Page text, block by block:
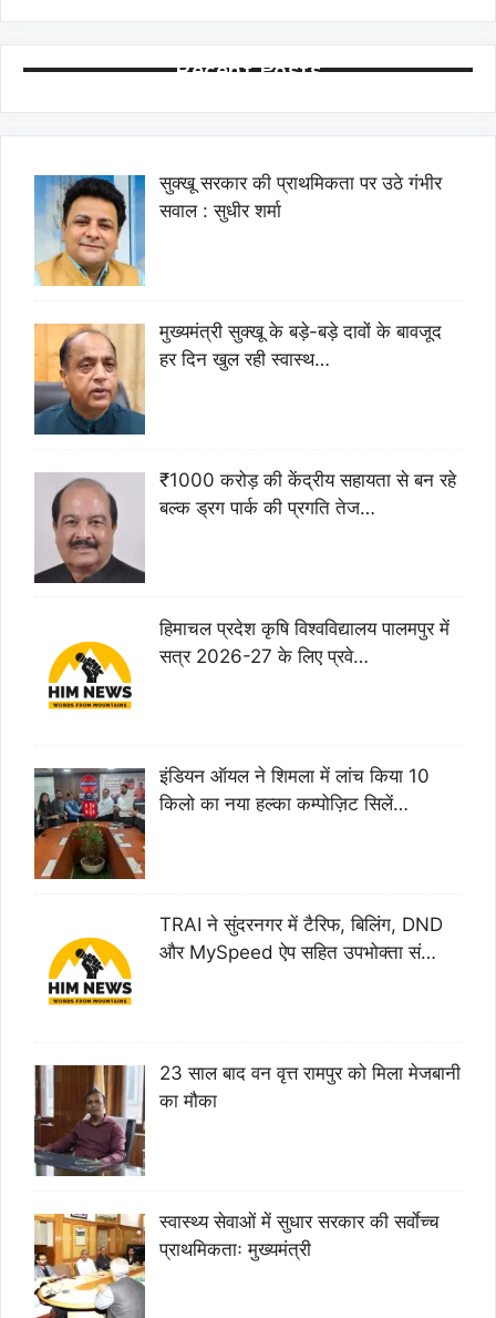
Recent Posts
सुक्खू सरकार की प्राथमिकता पर उठे गंभीर
सवाल : सुधीर शर्मा
मुख्यमंत्री सुक्खू के बड़े-बड़े दावों के बावजूद
हर दिन खुल रही स्वास्थ…
₹1000 करोड़ की केंद्रीय सहायता से बन रहे
बल्क ड्रग पार्क की प्रगति तेज…
हिमाचल प्रदेश कृषि विश्वविद्यालय पालमपुर में
सत्र 2026-27 के लिए प्रवे…
इंडियन ऑयल ने शिमला में लांच किया 10
किलो का नया हल्का कम्पोज़िट सिलें…
TRAI ने सुंदरनगर में टैरिफ, बिलिंग, DND
और MySpeed ऐप सहित उपभोक्ता सं…
23 साल बाद वन वृत्त रामपुर को मिला मेजबानी
का मौका
स्वास्थ्य सेवाओं में सुधार सरकार की सर्वाेच्च
प्राथमिकताः मुख्यमंत्री